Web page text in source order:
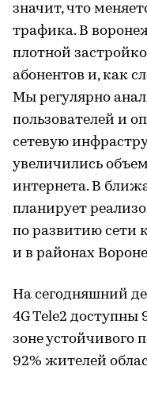
значит, что
трафика. В
плотной
абонентов и, как
Мы регулярно
пользователей и
сетевую
увеличились
интернета. В
планирует
по развитию сети
и в районах
На сегодняшний
4G Tele2 доступны
зоне устойчивого
92% жителей